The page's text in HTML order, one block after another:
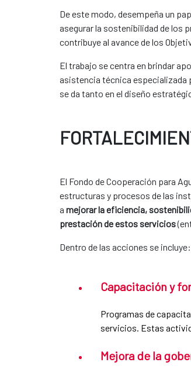
De este modo, desempeña un
asegurar la sostenibilidad de los
contribuye al avance de los
El trabajo se centra en brindar
asistencia técnica especializada
se da tanto en el diseño
El Fondo de Cooperación para
estructuras y procesos de las
a mejorar la eficiencia,
prestación de estos servicios
Dentro de las acciones se incluye:
Capacitación y
Programas de
servicios. Estas
Mejora de la